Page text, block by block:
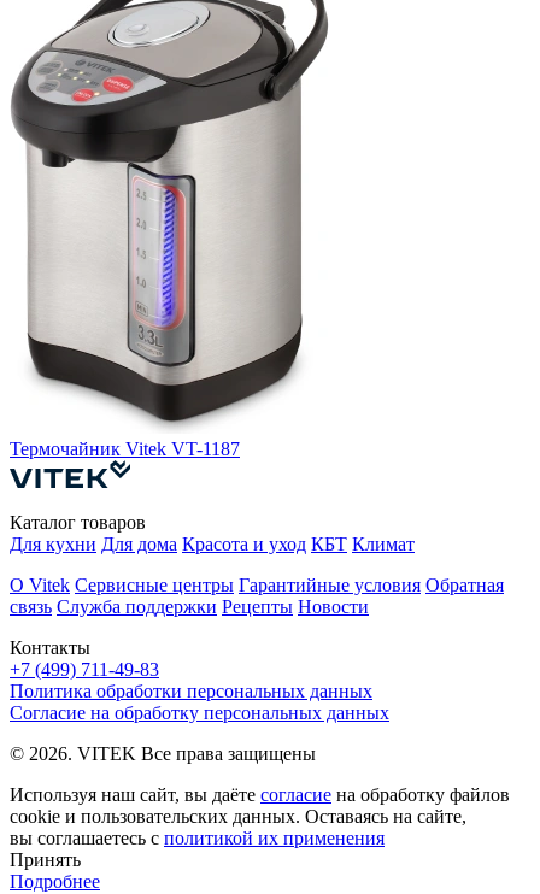
Термочайник Vitek VT-1187
Контакты
+7 (499) 711-49-83
Каталог товаров
Для кухни Для дома Красота и уход КБТ Климат
О Vitek Сервисные центры Гарантийные условия Обратная
связь Служба поддержки Рецепты Новости
Политика обработки персональных данных
Согласие на обработку персональных данных
© 2026. VITEK Все права защищены
Используя наш сайт, вы даёте согласие на обработку файлов
cookie и пользовательских данных. Оставаясь на сайте,
вы соглашаетесь с политикой их применения
Принять
Подробнее